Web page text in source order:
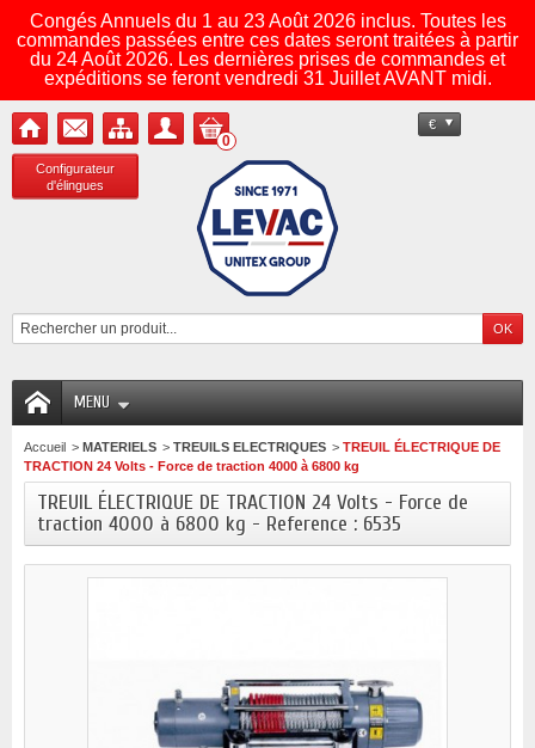
Congés Annuels du 1 au 23 Août 2026 inclus. Toutes les
commandes passées entre ces dates seront traitées à partir
du 24 Août 2026. Les dernières prises de commandes et
expéditions se feront vendredi 31 Juillet AVANT midi.
Configurateur
d'élingues
€
0
MENU
Accueil > MATERIELS > TREUILS ELECTRIQUES > TREUIL ÉLECTRIQUE DE
TRACTION 24 Volts - Force de traction 4000 à 6800 kg
TREUIL ÉLECTRIQUE DE TRACTION 24 Volts - Force de
traction 4000 à 6800 kg - Reference : 6535